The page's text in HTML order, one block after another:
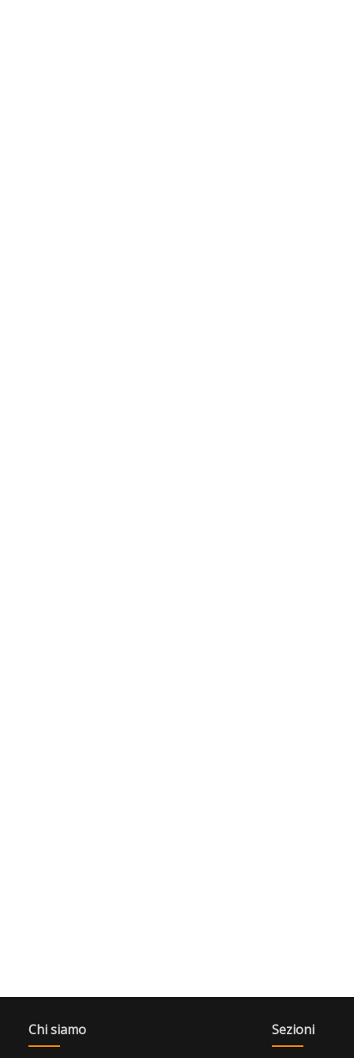
Chi siamo Sezioni